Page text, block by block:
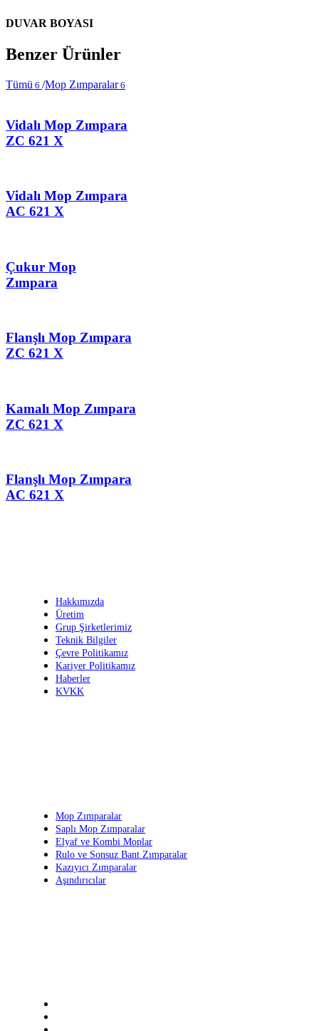
DUVAR BOYASI
Benzer Ürünler
Tümü 6 /Mop Zımparalar6
Vidalı Mop Zımpara
ZC 621 X
Vidalı Mop Zımpara
AC 621 X
Çukur Mop
Zımpara
Flanşlı Mop Zımpara
ZC 621 X
Kamalı Mop Zımpara
ZC 621 X
Flanşlı Mop Zımpara
AC 621 X
Hakkımızda
Üretim
Grup Şirketlerimiz
Teknik Bilgiler
Çevre Politikamız
Kariyer Politikamız
Haberler
KVKK
Mop Zımparalar
Saplı Mop Zımparalar
Elyaf ve Kombi Moplar
Rulo ve Sonsuz Bant Zımparalar
Kazıyıcı Zımparalar
Aşındırıcılar